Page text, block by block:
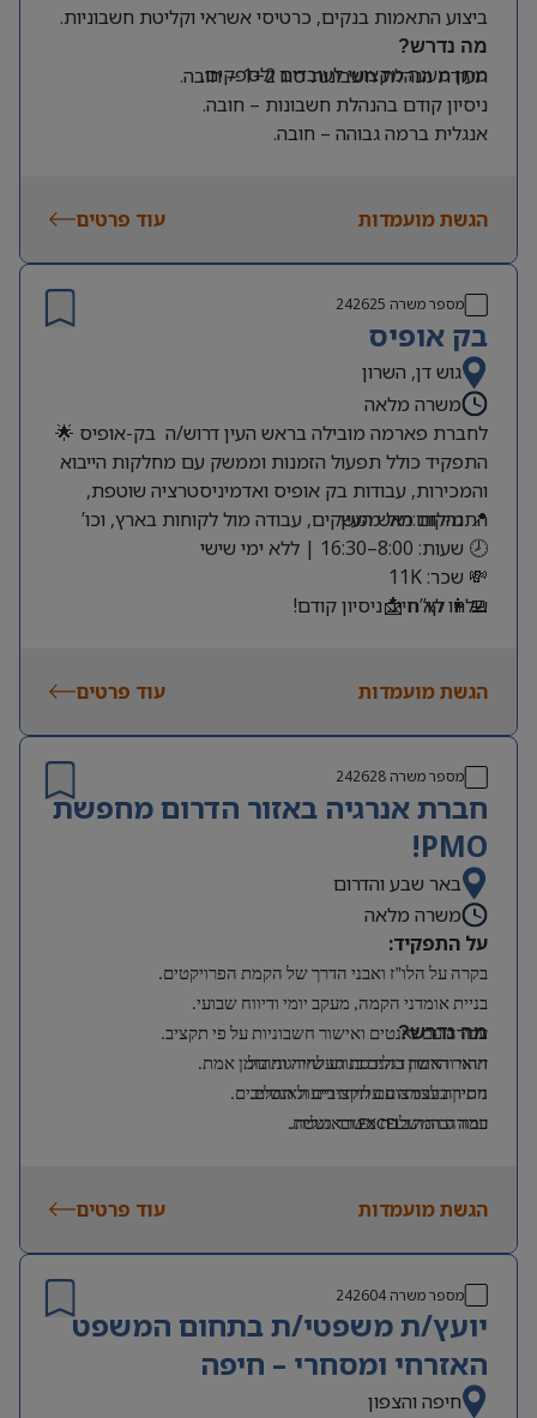
ביצוע התאמות בנקים, כרטיסי אשראי וקליטת חשבוניות.
מתן מענה מקצועי לעובדים ולספקים.
מה נדרש?
תעודת הנהלת חשבונות סוג 1+2 – חובה.
ניסיון קודם בהנהלת חשבונות – חובה.
אנגלית ברמה גבוהה – חובה.
הגשת מועמדות
עוד פרטים
מספר משרה 242625
בק אופיס
גוש דן, השרון
משרה מלאה
לחברת פארמה מובילה בראש העין דרוש/ה בק-אופיס 🌟
התפקיד כולל תפעול הזמנות וממשק עם מחלקות הייבוא
והמכירות, עבודות בק אופיס ואדמיניסטרציה שוטפת,
התנהלות מול ממשקים, עבודה מול לקוחות בארץ, וכו’
📍 מיקום:ראש העין
🕗 שעות: 8:00–16:30 | ללא ימי שישי
💸 שכר: 11K
👩‍💻 לא חייב ניסיון קודם!
שלחו קו”ח 📩
הגשת מועמדות עוד פרטים
מספר משרה242628
חברת אנרגיה באזור הדרום מחפשת
PMO!
באר שבע והדרום
משרה מלאה
על התפקיד:
בקרה על הלו”ז ואבני הדרך של הקמת הפרויקטים.
בניית אומדני הקמה, מעקב יומי ודיווח שבועי.
עבודה עם גאנטים ואישור חשבוניות על פי תקציב.
זיהוי והרמת דגלים בנוגע לחריגות בזמן אמת.
חתירה לצמצום עלויות וייעול תהליכים.
עבודה המשלבת משרד ושטח.
מה נדרש?
תואר ראשון בהנדסת תעשייה וניהול.
ניסיון בעבודה עם תקציבים וגאנטים.
רמה גבוהה בEXCELובאנגלית.
הגשת מועמדות עוד פרטים
מספר משרה242604
יועץ/ת משפטי/ת בתחום המשפט
האזרחי ומסחרי – חיפה
חיפה והצפון